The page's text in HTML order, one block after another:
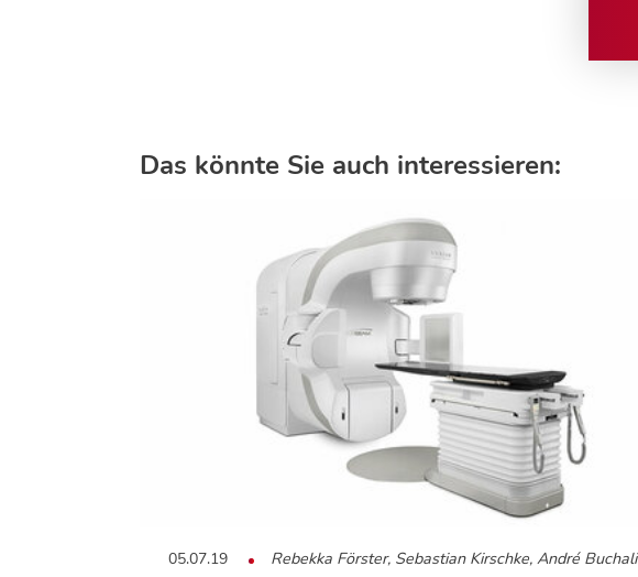
Das könnte Sie auch interessieren:
05.07.19 Rebekka Förster, Sebastian Kirschke, André Buchali